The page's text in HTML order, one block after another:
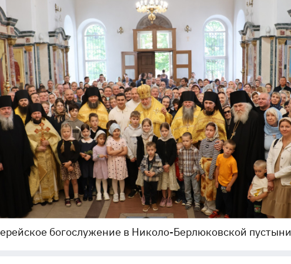
богослужение в Николо-Берлюковской пустыни